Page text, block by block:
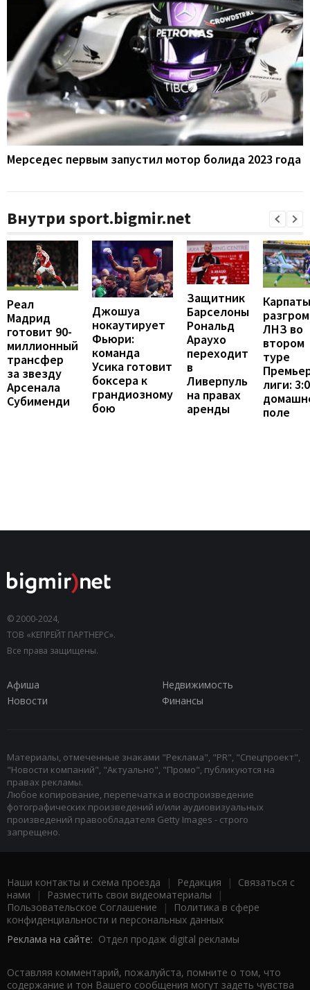
Мерседес первым запустил мотор болида 2023 года
Внутри sport.bigmir.net
Реал
Мадрид
готовит 90-
миллионный
трансфер
за звезду
Арсенала
Субименди
Джошуа
нокаутирует
Фьюри:
команда
Усика готовит
боксера к
грандиозному
бою
Защитник
Барселоны
Рональд
Араухо
переходит
в
Ливерпуль
на правах
аренды
Карпаты
ЛНЗ во
втором
туре
лиги:
поле
© 2000-2024,
ТОВ «КЕПРЕЙТ ПАРТНЕРС».
Все права защищены.
Афиша
Недвижимость
Новости
Финансы
Материалы, отмеченные знаками "Реклама", "PR", "Спецпроект",
"Новости компаний", "Актуально", "Промо", публикуются на
правах рекламы.
Любое копирование, перепечатка и воспроизведение
фотографических произведений и/или аудиовизуальных
произведений правообладателя Getty Images - строго
запрещено.
Наши контакты и схема проезда | Редакция | Связаться с
нами | Разместить свои видеоматериалы |
Пользовательское Соглашение |
Политика в сфере
конфиденциальности и персональных данных
Реклама на сайте: Отдел продаж digital рекламы
Оставляя комментарий, пожалуйста, помните о том, что
содержание и тон Вашего сообщения могут задеть чувства